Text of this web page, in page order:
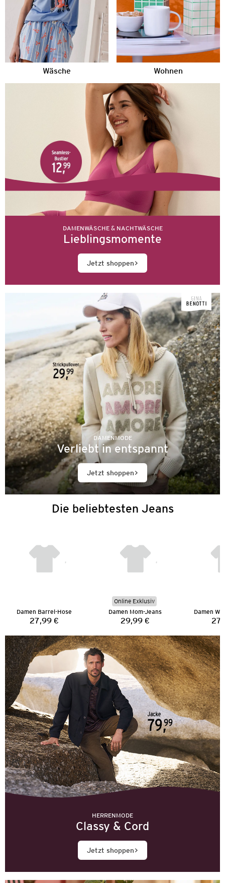
Wäsche Wohnen
DAMENWÄSCHE & NACHTWÄSCHE
Lieblingsmomente
Jetzt shoppen
DAMENMODE
Verliebt in entspannt
Jetzt shoppen
Die beliebtesten Jeans
Damen Barrel-Hose
Preis:
27,99 €
Online Exklusiv
Damen Mom-Jeans
Preis:
29,99 €
Damen
HERRENMODE
Classy & Cord
Jetzt shoppen